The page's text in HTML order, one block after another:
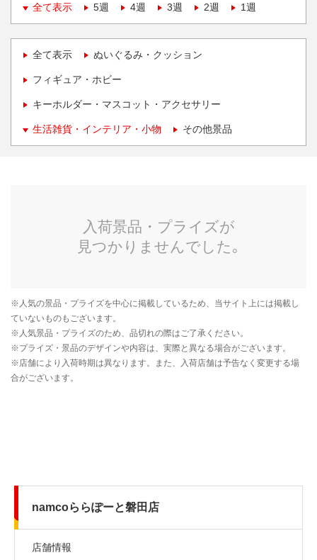
全て表示
5週 4週 3週 2週 1週
全て表示 ぬいぐるみ・クッション
フィギュア・ホビー
キーホルダー・マスコット・アクセサリー
生活雑貨・インテリア・小物 その他景品
namcoららぽーと磐田店
店舗情報